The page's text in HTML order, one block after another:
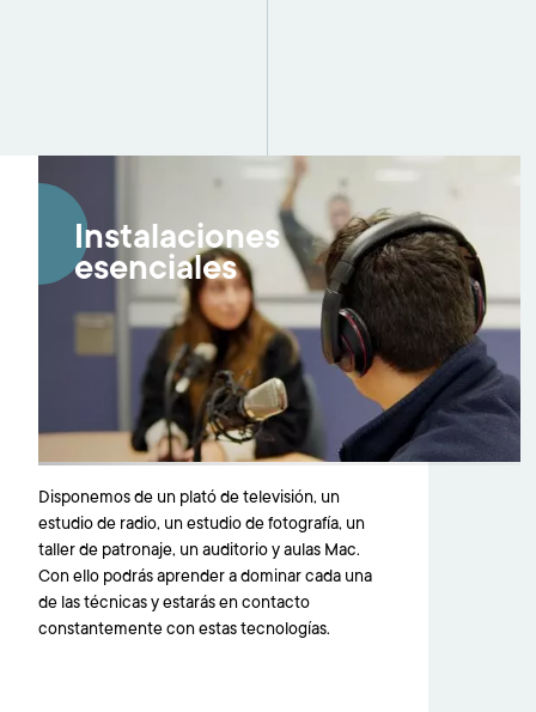
Instalaciones
esenciales
Disponemos de un plató de televisión, un
estudio de radio, un estudio de fotografía, un
taller de patronaje, un auditorio y aulas Mac.
Con ello podrás aprender a dominar cada una
de las técnicas y estarás en contacto
constantemente con estas tecnologías.